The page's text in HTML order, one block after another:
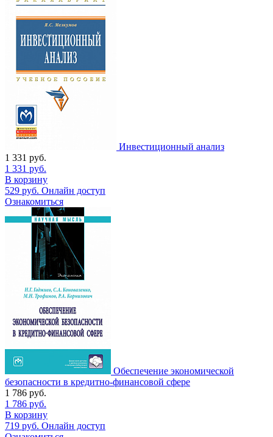
Инвестиционный анализ
1 331 руб.
1 331 руб.
В корзину
529 руб. Онлайн доступ
Ознакомиться
Обеспечение экономической
безопасности в кредитно-финансовой сфере
1 786 руб.
1 786 руб.
В корзину
719 руб. Онлайн доступ